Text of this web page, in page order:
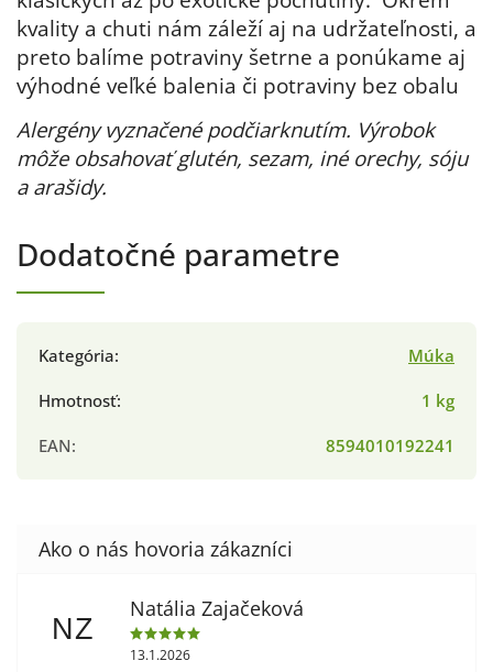
kvality a chuti nám záleží aj na udržateľnosti, a
preto balíme potraviny šetrne a ponúkame aj
výhodné veľké balenia či potraviny bez obalu
Alergény vyznačené podčiarknutím. Výrobok
môže obsahovať glutén, sezam, iné orechy, sóju
a arašidy.
Dodatočné parametre
Kategória:
Múka
Hmotnosť:
1 kg
EAN: 8594010192241
NZ
Natália Zajačeková
13.1.2026